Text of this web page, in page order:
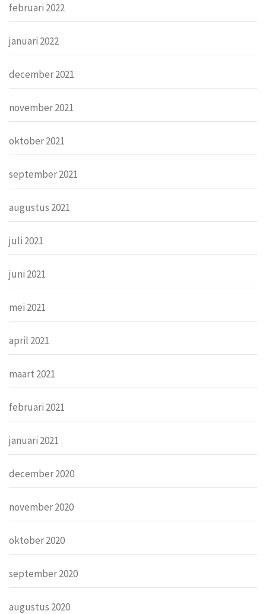
februari 2022
januari 2022
december 2021
november 2021
oktober 2021
september 2021
augustus 2021
juli 2021
juni 2021
mei 2021
april 2021
maart 2021
februari 2021
januari 2021
december 2020
november 2020
oktober 2020
september 2020
augustus 2020